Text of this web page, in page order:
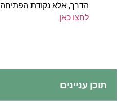
הדרך, אלא נקודת הפתיחה
לחצו כאן.
תוכן עניינים